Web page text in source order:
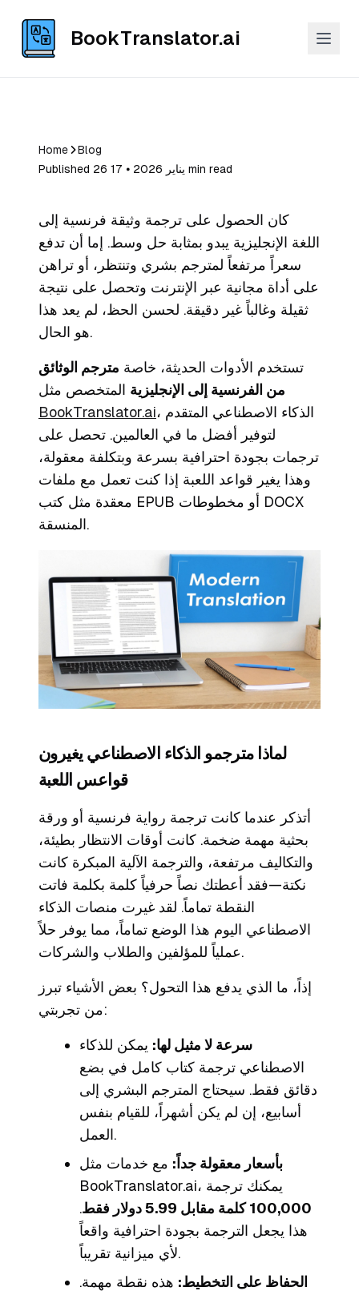
BookTranslator.ai
Home
Blog
Published 26 يناير 2026 ⦁ 17 min read
كان الحصول على ترجمة وثيقة فرنسية إلى
اللغة الإنجليزية يبدو بمثابة حل وسط. إما أن تدفع
سعراً مرتفعاً لمترجم بشري وتنتظر، أو تراهن
على أداة مجانية عبر الإنترنت وتحصل على نتيجة
ثقيلة وغالباً غير دقيقة. لحسن الحظ، لم يعد هذا
هو الحال.
تستخدم الأدوات الحديثة، خاصة مترجم الوثائق
من الفرنسية إلى الإنجليزية المتخصص مثل
BookTranslator.ai، الذكاء الاصطناعي المتقدم
لتوفير أفضل ما في العالمين. تحصل على
ترجمات بجودة احترافية بسرعة وبتكلفة معقولة،
وهذا يغير قواعد اللعبة إذا كنت تعمل مع ملفات
معقدة مثل كتب EPUB أو مخطوطات DOCX
المنسقة.
لماذا مترجمو الذكاء الاصطناعي يغيرون
قواعس اللعبة
أتذكر عندما كانت ترجمة رواية فرنسية أو ورقة
بحثية مهمة ضخمة. كانت أوقات الانتظار بطيئة،
والتكاليف مرتفعة، والترجمة الآلية المبكرة كانت
نكتة—فقد أعطتك نصاً حرفياً كلمة بكلمة فاتت
النقطة تماماً. لقد غيرت منصات الذكاء
الاصطناعي اليوم هذا الوضع تماماً، مما يوفر حلاً
عملياً للمؤلفين والطلاب والشركات.
إذاً، ما الذي يدفع هذا التحول؟ بعض الأشياء تبرز
من تجربتي:
سرعة لا مثيل لها: يمكن للذكاء
الاصطناعي ترجمة كتاب كامل في بضع
دقائق فقط. سيحتاج المترجم البشري إلى
أسابيع، إن لم يكن أشهراً، للقيام بنفس
العمل.
بأسعار معقولة جداً: مع خدمات مثل
BookTranslator.ai، يمكنك ترجمة
100,000 كلمة مقابل 5.99 دولار فقط
.
هذا يجعل الترجمة بجودة احترافية واقعاً
لأي ميزانية تقريباً.
الحفاظ على التخطيط: هذه نقطة مهمة.